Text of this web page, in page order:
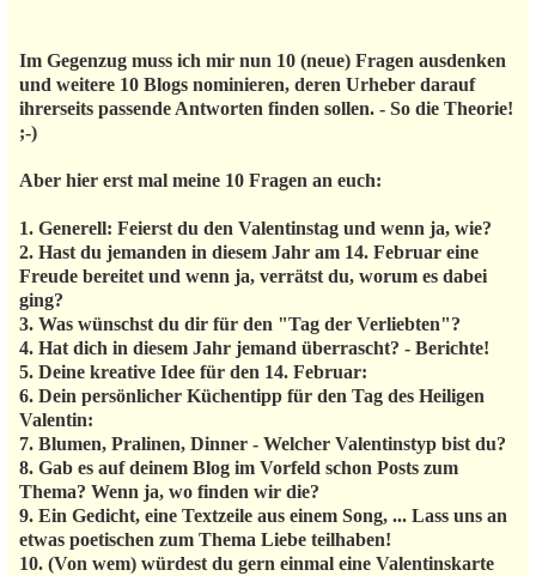
Im Gegenzug muss ich mir nun 10 (neue) Fragen ausdenken
und weitere 10 Blogs nominieren, deren Urheber darauf
ihrerseits passende Antworten finden sollen. - So die Theorie!
;-)
Aber hier erst mal meine 10 Fragen an euch:
1. Generell: Feierst du den Valentinstag und wenn ja, wie?
2. Hast du jemanden in diesem Jahr am 14. Februar eine
Freude bereitet und wenn ja, verrätst du, worum es dabei
ging?
3. Was wünschst du dir für den "Tag der Verliebten"?
4. Hat dich in diesem Jahr jemand überrascht? - Berichte!
5. Deine kreative Idee für den 14. Februar:
6. Dein persönlicher Küchentipp für den Tag des Heiligen
Valentin:
7. Blumen, Pralinen, Dinner - Welcher Valentinstyp bist du?
8. Gab es auf deinem Blog im Vorfeld schon Posts zum
Thema? Wenn ja, wo finden wir die?
9. Ein Gedicht, eine Textzeile aus einem Song, ... Lass uns an
etwas poetischen zum Thema Liebe teilhaben!
10. (Von wem) würdest du gern einmal eine Valentinskarte